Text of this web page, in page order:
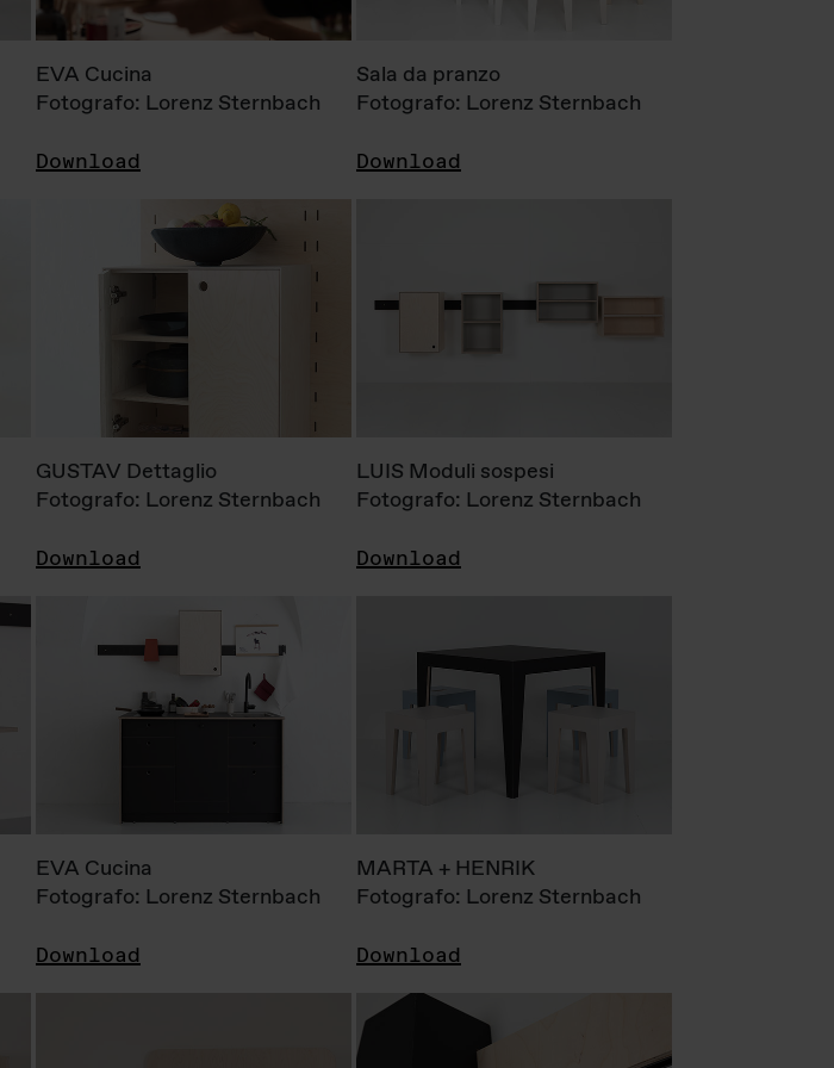
EVA Cucina
Fotografo: Lorenz Sternbach
Download
Sala da pranzo
Fotografo: Lorenz Sternbach
Download
GUSTAV Dettaglio
Fotografo: Lorenz Sternbach
Download
LUIS Moduli sospesi
Fotografo: Lorenz Sternbach
Download
EVA Cucina
Fotografo: Lorenz Sternbach
Download
MARTA + HENRIK
Fotografo: Lorenz Sternbach
Download